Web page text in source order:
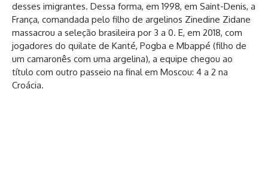
desses imigrantes. Dessa forma, em 1998, em Saint-Denis, a
França, comandada pelo filho de argelinos Zinedine Zidane
massacrou a seleção brasileira por 3 a 0. E, em 2018, com
jogadores do quilate de Kanté, Pogba e Mbappé (filho de
um camaronês com uma argelina), a equipe chegou ao
título com outro passeio na final em Moscou: 4 a 2 na
Croácia.